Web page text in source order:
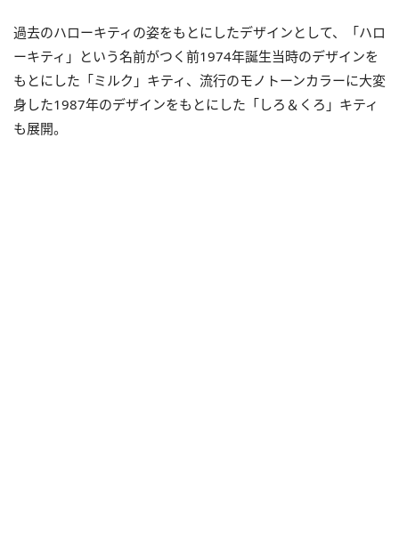
過去のハローキティの姿をもとにしたデザインとして、「ハロ
ーキティ」という名前がつく前1974年誕生当時のデザインを
もとにした「ミルク」キティ、流行のモノトーンカラーに大変
身した1987年のデザインをもとにした「しろ＆くろ」キティ
も展開。